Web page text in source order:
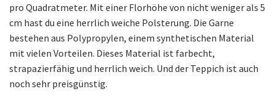
pro Quadratmeter. Mit einer Florhöhe von nicht weniger als 5
cm hast du eine herrlich weiche Polsterung. Die Garne
bestehen aus Polypropylen, einem synthetischen Material
mit vielen Vorteilen. Dieses Material ist farbecht,
strapazierfähig und herrlich weich. Und der Teppich ist auch
noch sehr preisgünstig.